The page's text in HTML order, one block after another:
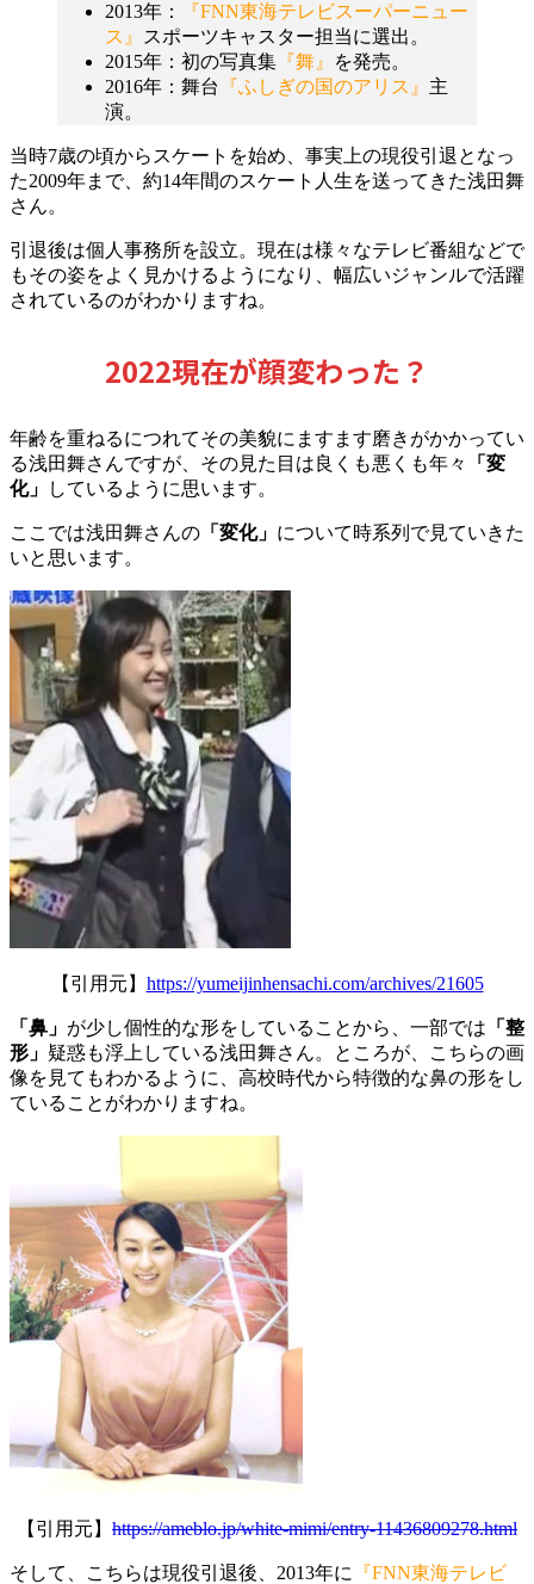
2013年：
『FNN東海テレビスーパーニュー
ス』 スポーツキャスター担当に選出。
2015年：初の写真集 『舞』
を発売。
2016年：舞台
『ふしぎの国のアリス』 主
演。
当時7歳の頃からスケートを始め、事実上の現役引退となっ
た2009年まで、約14年間のスケート人生を送ってきた浅田舞
さん。
引退後は個人事務所を設立。現在は様々なテレビ番組などで
もその姿をよく見かけるようになり、幅広いジャンルで活躍
されているのがわかりますね。
2022現在が顔変わった？
年齢を重ねるにつれてその美貌にますます磨きがかかってい
る浅田舞さんですが、その見た目は良くも悪くも年々
「変
化」
しているように思います。
ここでは浅田舞さんの 「変化」 について時系列で見ていきた
いと思います。
【引用元】 https://yumeijinhensachi.com/archives/21605
「鼻」 が少し個性的な形をしていることから、一部では 「整
形」 疑惑も浮上している浅田舞さん。ところが、こちらの画
像を見てもわかるように、高校時代から特徴的な鼻の形をし
ていることがわかりますね。
【引用元】 https://ameblo.jp/white-mimi/entry-11436809278.html
そして、こちらは現役引退後、2013年に 『FNN東海テレビ